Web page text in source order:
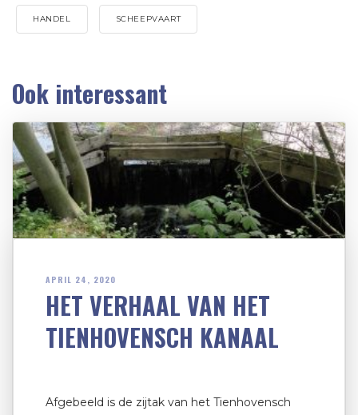
HANDEL SCHEEPVAART
Ook interessant
APRIL 24, 2020
HET VERHAAL VAN HET
TIENHOVENSCH KANAAL
Afgebeeld is de zijtak van het Tienhovensch